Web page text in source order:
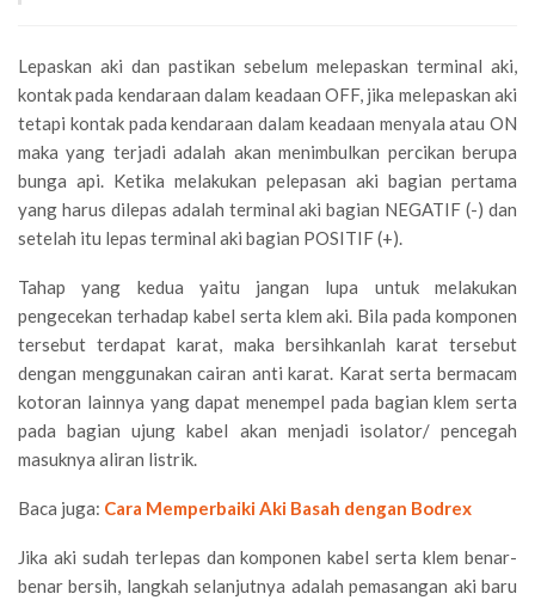
Lepaskan aki dan pastikan sebelum melepaskan terminal aki,
kontak pada kendaraan dalam keadaan OFF, jika melepaskan aki
tetapi kontak pada kendaraan dalam keadaan menyala atau ON
maka yang terjadi adalah akan menimbulkan percikan berupa
bunga api. Ketika melakukan pelepasan aki bagian pertama
yang harus dilepas adalah terminal aki bagian NEGATIF (-) dan
setelah itu lepas terminal aki bagian POSITIF (+).
Tahap yang kedua yaitu jangan lupa untuk melakukan
pengecekan terhadap kabel serta klem aki. Bila pada komponen
tersebut terdapat karat, maka bersihkanlah karat tersebut
dengan menggunakan cairan anti karat. Karat serta bermacam
kotoran lainnya yang dapat menempel pada bagian klem serta
pada bagian ujung kabel akan menjadi isolator/ pencegah
masuknya aliran listrik.
Baca juga: Cara Memperbaiki Aki Basah dengan Bodrex
Jika aki sudah terlepas dan komponen kabel serta klem benar-
benar bersih, langkah selanjutnya adalah pemasangan aki baru